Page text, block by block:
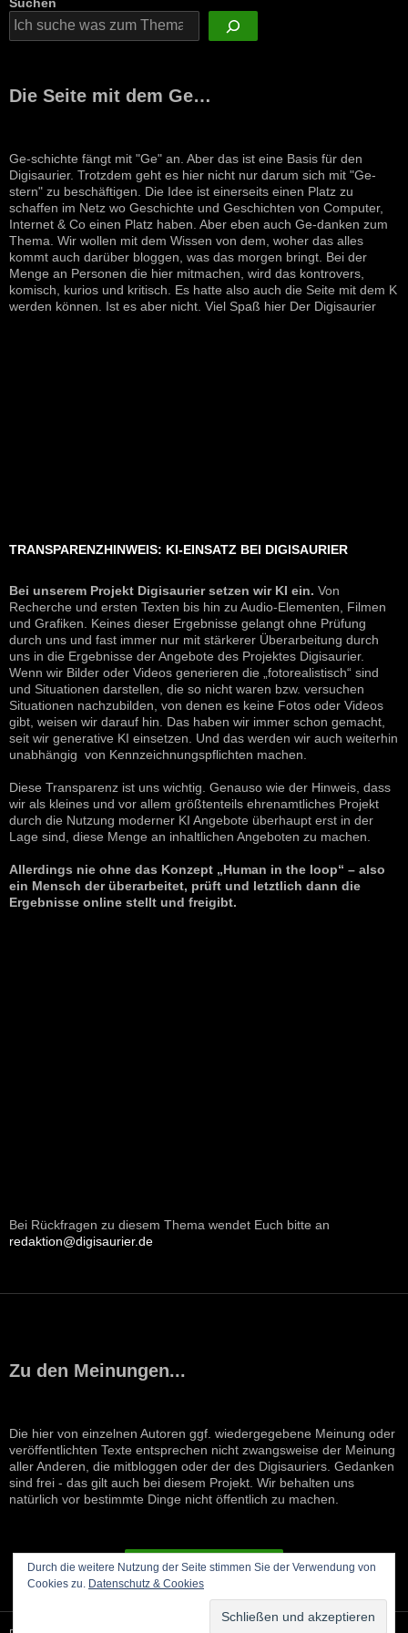
Die Seite mit dem Ge…
Ge-schichte fängt mit "Ge" an. Aber das ist eine Basis für den
Digisaurier. Trotzdem geht es hier nicht nur darum sich mit "Ge-
stern" zu beschäftigen. Die Idee ist einerseits einen Platz zu
schaffen im Netz wo Geschichte und Geschichten von Computer,
Internet & Co einen Platz haben. Aber eben auch Ge-danken zum
Thema. Wir wollen mit dem Wissen von dem, woher das alles
kommt auch darüber bloggen, was das morgen bringt. Bei der
Menge an Personen die hier mitmachen, wird das kontrovers,
komisch, kurios und kritisch. Es hatte also auch die Seite mit dem K
werden können. Ist es aber nicht. Viel Spaß hier Der Digisaurier
TRANSPARENZHINWEIS: KI-EINSATZ BEI DIGISAURIER
Bei unserem Projekt Digisaurier setzen wir KI ein. Von
Recherche und ersten Texten bis hin zu Audio-Elementen, Filmen
und Grafiken. Keines dieser Ergebnisse gelangt ohne Prüfung
durch uns und fast immer nur mit stärkerer Überarbeitung durch
uns in die Ergebnisse der Angebote des Projektes Digisaurier.
Wenn wir Bilder oder Videos generieren die „fotorealistisch“ sind
und Situationen darstellen, die so nicht waren bzw. versuchen
Situationen nachzubilden, von denen es keine Fotos oder Videos
gibt, weisen wir darauf hin. Das haben wir immer schon gemacht,
seit wir generative KI einsetzen. Und das werden wir auch weiterhin
unabhängig von Kennzeichnungspflichten machen.
Diese Transparenz ist uns wichtig. Genauso wie der Hinweis, dass
wir als kleines und vor allem größtenteils ehrenamtliches Projekt
durch die Nutzung moderner KI Angebote überhaupt erst in der
Lage sind, diese Menge an inhaltlichen Angeboten zu machen.
Allerdings nie ohne das Konzept „Human in the loop“ – also
ein Mensch der überarbeitet, prüft und letztlich dann die
Ergebnisse online stellt und freigibt.
Bei Rückfragen zu diesem Thema wendet Euch bitte an
redaktion@digisaurier.de
Zu den Meinungen...
Die hier von einzelnen Autoren ggf. wiedergegebene Meinung oder
veröffentlichten Texte entsprechen nicht zwangsweise der Meinung
aller Anderen, die mitbloggen oder der des Digisauriers. Gedanken
sind frei - das gilt auch bei diesem Projekt. Wir behalten uns
natürlich vor bestimmte Dinge nicht öffentlich zu machen.
VERTRAG WIDERRUFEN
Durch die weitere Nutzung der Seite stimmen Sie der Verwendung von
Cookies zu. Datenschutz & Cookies